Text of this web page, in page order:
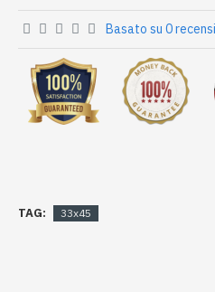
Basato su 0
TAG: 33x45